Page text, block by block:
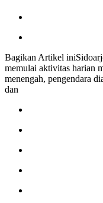
Bagikan Artikel
memulai aktivitas harian
menengah, pengendara
dan